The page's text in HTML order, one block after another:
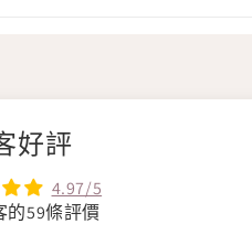
好評
4.97/5
的59條評價